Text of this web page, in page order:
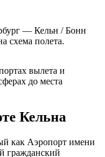
— Кельн / Бонн
схема полета.
вылета и
до места
Кельна
как Аэропорт имени
гражданский